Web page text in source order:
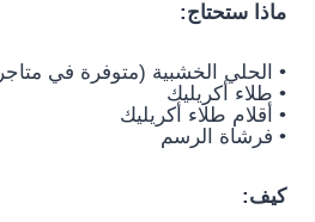
ماذا ستحتاج:
• الحلي الخشبية (متوفرة في
• طلاء أكريليك
• أقلام طلاء أكريليك
• فرشاة الرسم
كيف: